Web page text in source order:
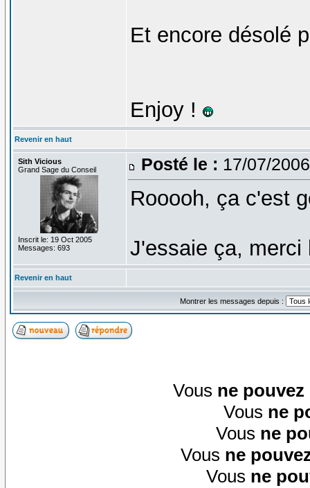
Et encore désolé
Enjoy !
Revenir en haut
Sith Vicious
Grand Sage du Conseil
Inscrit le: 19 Oct 2005
Messages: 693
Posté le : 17/07/
Rooooh, ça c'est
J'essaie ça,
Revenir en haut
Montrer les messages depuis :
Vous ne pouvez
Vous ne
Vous ne
Vous ne
Vous ne